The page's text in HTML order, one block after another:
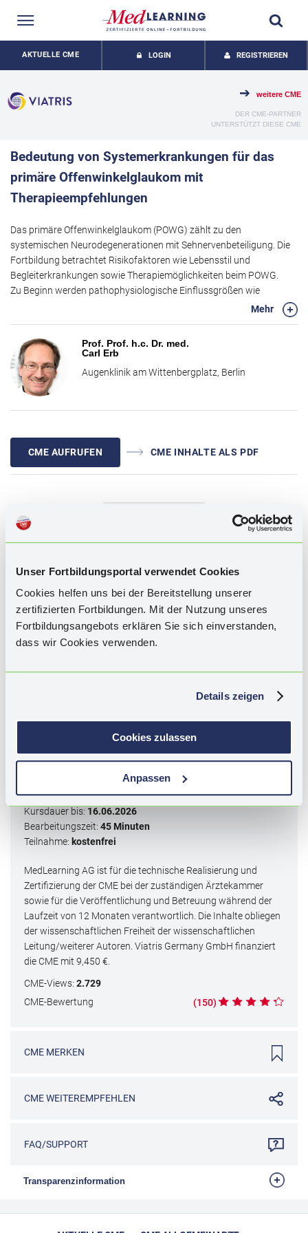
Unser Fortbildungsportal verwendet Cookies
Cookies helfen uns bei der Bereitstellung unserer
zertifizierten Fortbildungen. Mit der Nutzung unseres
Fortbildungsangebots erklären Sie sich einverstanden,
dass wir Cookies verwenden.
Details zeigen
Cookies zulassen
Anpassen
AKTUELLE CME LOGIN REGISTRIEREN
weitere CME
DER CME-PARTNER
UNTERSTÜTZT DIESE CME
Bedeutung von Systemerkrankungen für das
primäre Offenwinkelglaukom mit
Therapieempfehlungen
Das primäre Offenwinkelglaukom (POWG) zählt zu den
systemischen Neurodegenerationen mit Sehnervenbeteiligung. Die
Fortbildung betrachtet Risikofaktoren wie Lebensstil und
Begleiterkrankungen sowie Therapiemöglichkeiten beim POWG.
Zu Beginn werden pathophysiologische Einflussgrößen wie
oxidativer Stress dargestellt, der häufig mit Systemerkrankungen
assoziiert ist. Im zweiten Teil werden Therapiekonzepte vorgestellt,
Augeninnendrucksenkung bis zur Behandlung relevanter
Systemerkrankungen reichen. Aktuelle Studienergebnisse und
vielfältige Behandlungsoptionen eines holistischen
Therapieansatzes runden die Fortbildung ab.
Mehr
Prof. Prof. h.c. Dr. med.
Carl Erb
Augenklinik am Wittenbergplatz, Berlin
CME AUFRUFEN CME INHALTE ALS PDF
Schlagwörter:POWG, Augeninnendruck, oxidativer Stress,
Neuroprotektion, Glaukomtherapie, Mitochondriopathie,
Leitlinie European Glaucoma Society, Inflammatorische
Trabekulopathie, Neuroinflammation, neurodegenerative
Diese CME ist abgelaufen. Die Bearbeitung des
Wissenstests ist nicht mehr möglich.
Kategorie I - Qualifizierung durch
Kursdauer bis: 16.06.2026
Bearbeitungszeit: 45 Minuten
Teilnahme: kostenfrei
MedLearning AG ist für die technische Realisierung und
Zertifizierung der CME bei der zuständigen Ärztekammer
sowie für die Veröffentlichung und Betreuung während der
Laufzeit von 12 Monaten verantwortlich. Die Inhalte obliegen
der wissenschaftlichen Freiheit der wissenschaftlichen
Leitung/weiterer Autoren. Viatris Germany GmbH finanziert
die CME mit 9,450 €.
CME-Views: 2.729
CME-Bewertung (150)
CME MERKEN
CMEWEITEREMPFEHLEN
FAQ/SUPPORT
Transparenzinformation